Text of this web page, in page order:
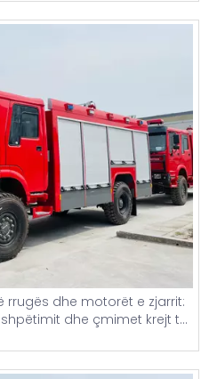
rrugës dhe motorët e zjarrit:
dhe çmimet krejt të